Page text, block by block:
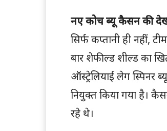
नए कोच ब्यू कैसन की
सिर्फ कप्तानी ही नहीं,
बार शेफील्ड शील्ड का
ऑस्ट्रेलियाई लेग
नियुक्त किया गया है।
रहे थे।